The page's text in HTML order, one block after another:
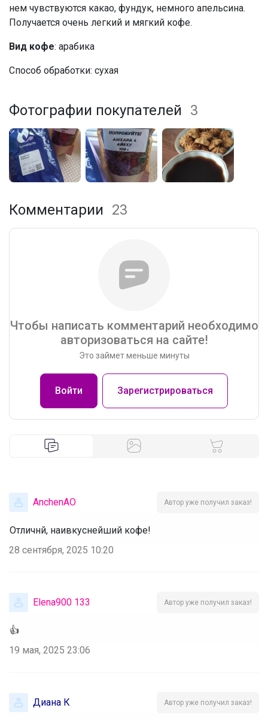
нем чувствуются какао, фундук, немного апельсина.
Получается очень легкий и мягкий кофе.
Вид кофе: арабика
Способ обработки: сухая
Фотографии покупателей 3
Комментарии 23
Чтобы написать комментарий необходимо
авторизоваться на сайте!
Это займет меньше минуты
Войти Зарегистрироваться
AnchenAO Автор уже получил заказ!
Отличнй, наивкуснейший кофе!
28 сентября, 2025 10:20
Elena900 133 Автор уже получил заказ!
👍
19 мая, 2025 23:06
Диана К Автор уже получил заказ!